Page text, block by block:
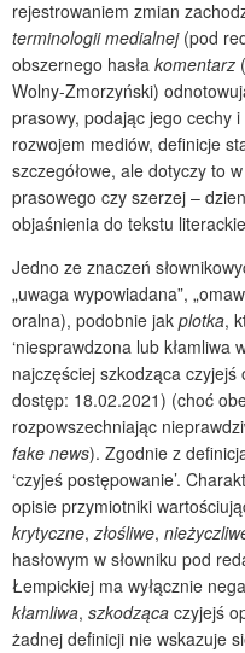
rejestrowaniem zmian
terminologii medialnej(pod
obszernego hasła komentarz
Wolny-Zmorzyński)
prasowy, podając jego cechy
rozwojem mediów, definicje
szczegółowe, ale dotyczy to
prasowego czy szerzej –
objaśnienia do tekstu
Jedno ze znaczeń
„uwaga wypowiadana”,
oralna), podobnie jak plotka,
‘niesprawdzona lub
najczęściej szkodząca czyjejś
dostęp: 18.02.2021) (choć
rozpowszechniając
fake news). Zgodnie z
‘czyjeś postępowanie’.
opisie przymiotniki
krytyczne,złośliwe,
hasłowym w słowniku pod
Łempickiej ma wyłącznie
kłamliwa, szkodząca czyjejś
żadnej definicji nie wskazuje